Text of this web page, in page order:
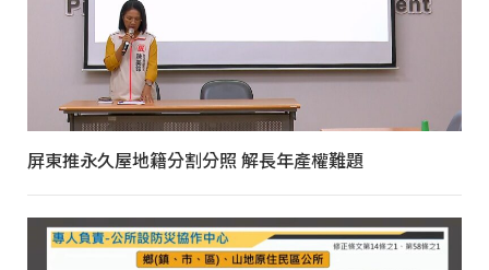
屏東推永久屋地籍分割分照 解長年產權難題